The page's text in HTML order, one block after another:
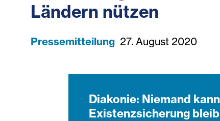
Ländern nützen
Pressemitteilung 27. August 2020
Diakonie: Niemand
Existenzsicherung